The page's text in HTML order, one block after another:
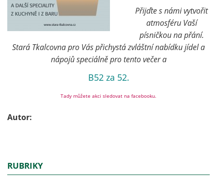
Přijďte s námi vytvořit
atmosféru Vaší
písničkou na přání.
Stará Tkalcovna pro Vás přichystá zvláštní nabídku jídel a
nápojů speciálně pro tento večer a
B52 za 52.
Tady můžete akci sledovat na facebooku.
Autor:
RUBRIKY